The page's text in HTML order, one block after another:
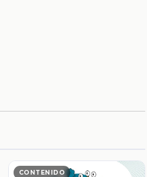
CONTENIDO